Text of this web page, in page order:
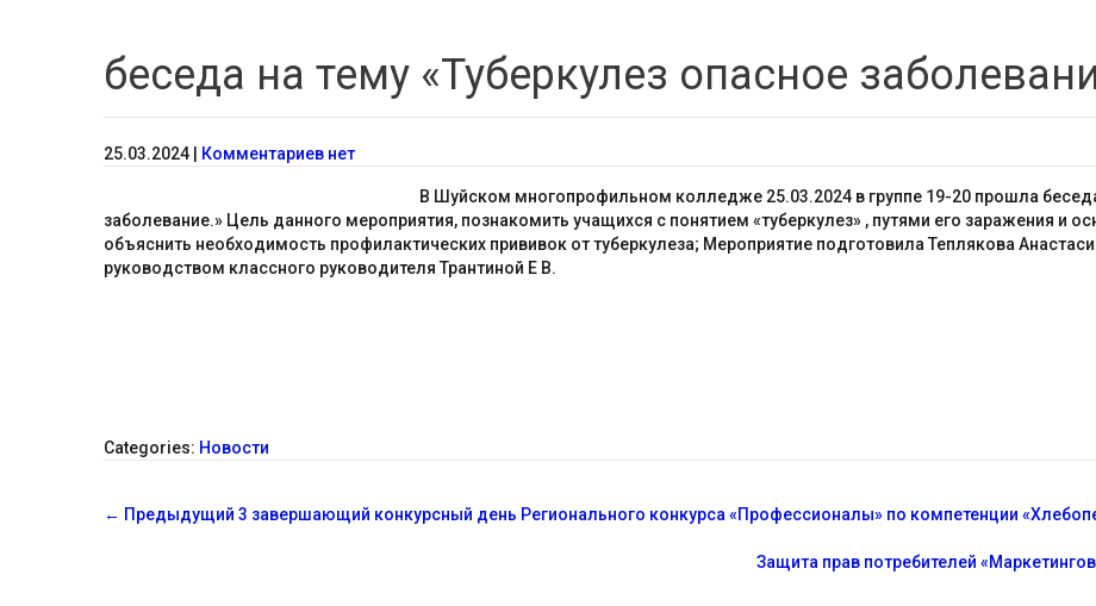
беседа на тему «Туберкулез опасное
25.03.2024 Комментариев нет
В Шуйском многопрофильном колледже 25.03.2024 в группе 19-20 прошла
заболевание.» Цель данного мероприятия, познакомить учащихся с понятием «туберкулез» , путями его заражения и
объяснить необходимость профилактических прививок от туберкулеза; Мероприятие подготовила Теплякова
руководством классного руководителя Трантиной Е В.
Categories: Новости
С
← Предыдущий 3 завершающий конкурсный день Регионального конкурса «Профессионалы» по компетенции
Защита прав потребителей